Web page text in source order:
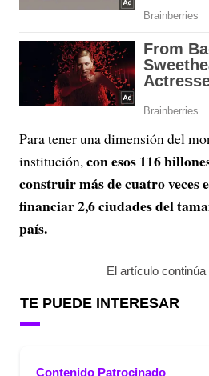
Para tener una dimensión del
institución, con esos 116
construir más de cuatro veces
financiar 2,6 ciudades del
país.
El artículo continúa
TE PUEDE INTERESAR
Contenido Patrocinado